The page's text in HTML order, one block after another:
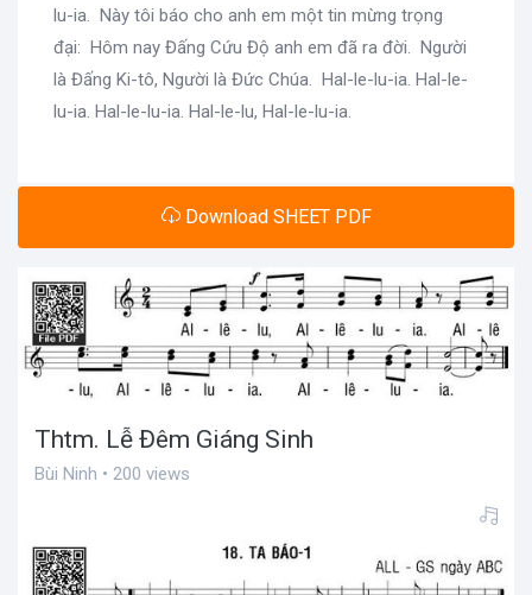
lu-ia. Này tôi báo cho anh em một tin mừng trọng
đại: Hôm nay Đấng Cứu Độ anh em đã ra đời. Người
là Đấng Ki-tô, Người là Đức Chúa. Hal-le-lu-ia. Hal-le-
lu-ia. Hal-le-lu-ia. Hal-le-lu, Hal-le-lu-ia.
Download SHEET PDF
Thtm. Lễ Đêm Giáng Sinh
Bùi Ninh • 200 views